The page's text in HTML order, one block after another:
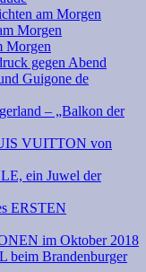
am Morgen
Morgen
Morgen
gegen Abend
Guigone de
– „Balkon der
VUITTON von
ein Juwel der
ERSTEN
im Oktober 2018
Brandenburger